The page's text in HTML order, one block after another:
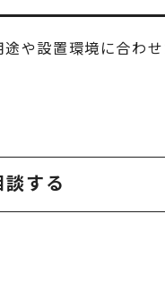
や設置環境に合わ
する